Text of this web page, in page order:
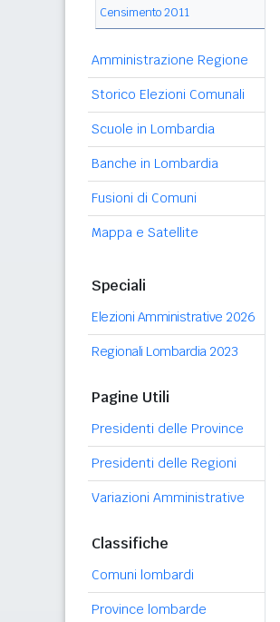
Censimento 2011
Amministrazione Regione
Storico Elezioni Comunali
Scuole in Lombardia
Banche in Lombardia
Fusioni di Comuni
Mappa e Satellite
Speciali
Elezioni Amministrative 2026
Regionali Lombardia 2023
Pagine Utili
Presidenti delle Province
Presidenti delle Regioni
Variazioni Amministrative
Classifiche
Comuni lombardi
Province lombarde